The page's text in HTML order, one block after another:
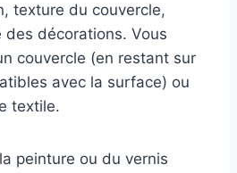
texture du couvercle,
des décorations. Vous
couvercle (en restant sur
avec la surface) ou
textile.
peinture ou du vernis